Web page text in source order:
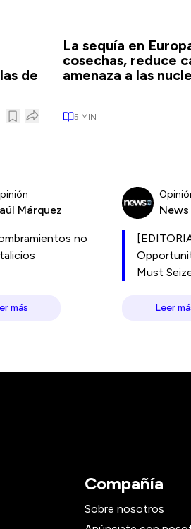
de
La sequía en
cosechas, reduce
amenaza a las
5 MIN
Márquez
no
más
News
Must
Leer
Compañía
Sobre nosotros